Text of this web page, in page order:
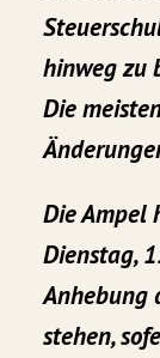
hinweg zu
Die
Die Ampel
Dienstag,
Anhebung
stehen,